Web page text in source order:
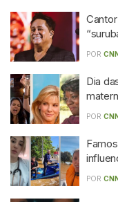
POR
Dia
POR
POR